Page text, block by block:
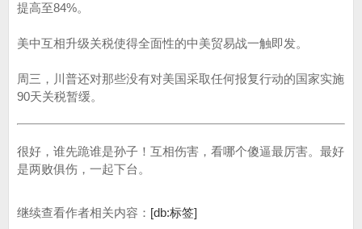
提高至84%。
美中互相升级关税使得全面性的中美贸易战一触即发。
周三，川普还对那些没有对美国采取任何报复行动的国家实施
90天关税暂缓。
很好，谁先跪谁是孙子！互相伤害，看哪个傻逼最厉害。最好
是两败俱伤，一起下台。
继续查看作者相关内容： [db:标签]